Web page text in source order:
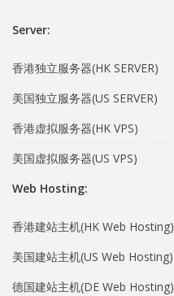
Server:
香港独立服务器(HK SERVER)
美国独立服务器(US SERVER)
香港虚拟服务器(HK VPS)
美国虚拟服务器(US VPS)
Web Hosting:
香港建站主机(HK Web Hosting)
美国建站主机(US Web Hosting)
德国建站主机(DE Web Hosting)